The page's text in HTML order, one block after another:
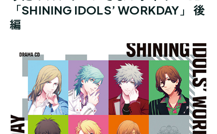
「SHINING IDOLS’ WORKDAY」 後
編